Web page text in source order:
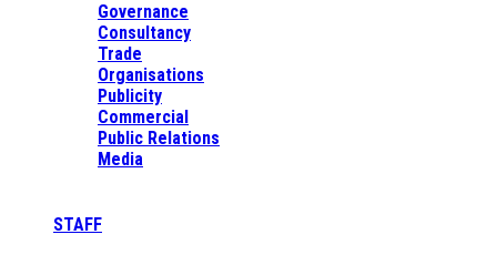
Governance
Consultancy
Trade
Organisations
Publicity
Commercial
Public Relations
Media
STAFF